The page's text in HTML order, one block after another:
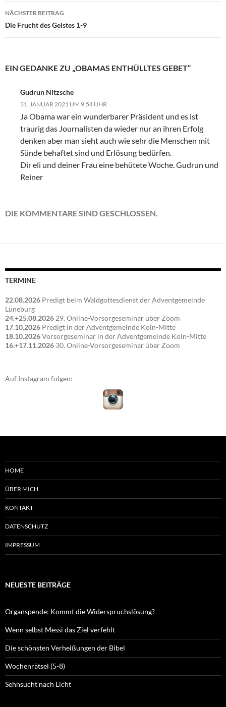
NÄCHSTER BEITRAG
Die Frucht des Geistes 1-9
EIN GEDANKE ZU „OBAMAS ENTHÜLLTES GEBET“
Gudrun Nitzsche
31. JANUAR 2021 UM 9:54 UHR
Ja Obama war ein wunderbarer Präsident und es ist
traurig das Journalisten da wieder nur an ihren Erfolg
denken aber man sieht auch wie sehr die Menschen mit
Sünde behaftet sind und Erlösung bedürfen.
Dir eli und deiner Frau eine behütete Woche. Gudrun und
Reiner
DIE KOMMENTARE SIND GESCHLOSSEN.
TERMINE
22.08.2026 Predigt beim Waldgottesdienst der Adventgemeinde
Lüneburg
24.+25.08.2026 29. Online-Vorsorgeseminar über Zoom
17.10.2026 Predigt in der Adventgemeinde Köln-Mitte
18.10.2026Vorsorgeseminar in der Adventgemeinde Köln-Mitte
16.+17.11.2026 30. Online-Vorsorgeseminar über Zoom
Auf Instagram folgen:
HOME
ÜBER MICH
KONTAKT
DATENSCHUTZ
IMPRESSUM
NEUESTE BEITRÄGE
Organspende: Kommt die Widerspruchslösung?
Wenn selbst Messi das Ziel verfehlt
Die schönsten Verheißungen der Bibel
Wochenrätsel (5-8)
Sehnsucht nach Licht